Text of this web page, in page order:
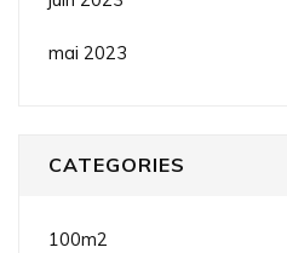
mai 2023
CATEGORIES
100m2